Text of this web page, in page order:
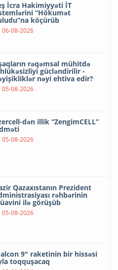
İcra Hakimiyyəti İT
“Hökumət
köçürüb
06-08-2026
rəqəmsal mühitdə
gücləndirilir -
nəyi ehtiva edir?
05-08-2026
dən illik “ZengimCELL”
05-08-2026
Qazaxıstanın Prezident
rəhbərinin
ilə görüşüb
05-08-2026
9" raketinin bir hissəsi
toqquşacaq